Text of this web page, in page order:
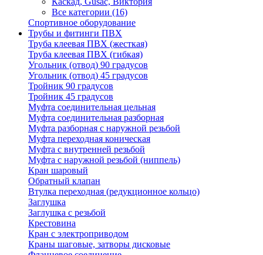
Все категории (16)
Спортивное оборудование
Трубы и фитинги ПВХ
Труба клеевая ПВХ (жесткая)
Труба клеевая ПВХ (гибкая)
Угольник (отвод) 90 градусов
Угольник (отвод) 45 градусов
Тройник 90 градусов
Тройник 45 градусов
Муфта соединительная цельная
Муфта соединительная разборная
Муфта разборная с наружной резьбой
Муфта переходная коническая
Муфта с внутренней резьбой
Муфта с наружной резьбой (ниппель)
Кран шаровый
Обратный клапан
Втулка переходная (редукционное кольцо)
Заглушка
Заглушка с резьбой
Крестовина
Кран с электроприводом
Краны шаговые, затворы дисковые